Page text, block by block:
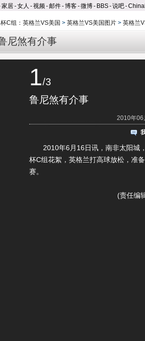
家居-女人 -视频-邮件-博客-微博- BBS-说吧-
C组：英格兰VS美国 > 英格兰VS美国图片 > 英格兰
尼煞有介事
1/3
鲁尼煞有介事
2010年06
2010年6月16日讯，南非太阳城
杯C组花絮，英格兰打高球放松，准
赛。
(责任编